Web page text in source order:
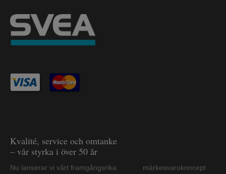
Kvalité, service och omtanke
– vår styrka i över 50 år
Nu lanserar vi vårt framgångsrika märkesvarukoncept